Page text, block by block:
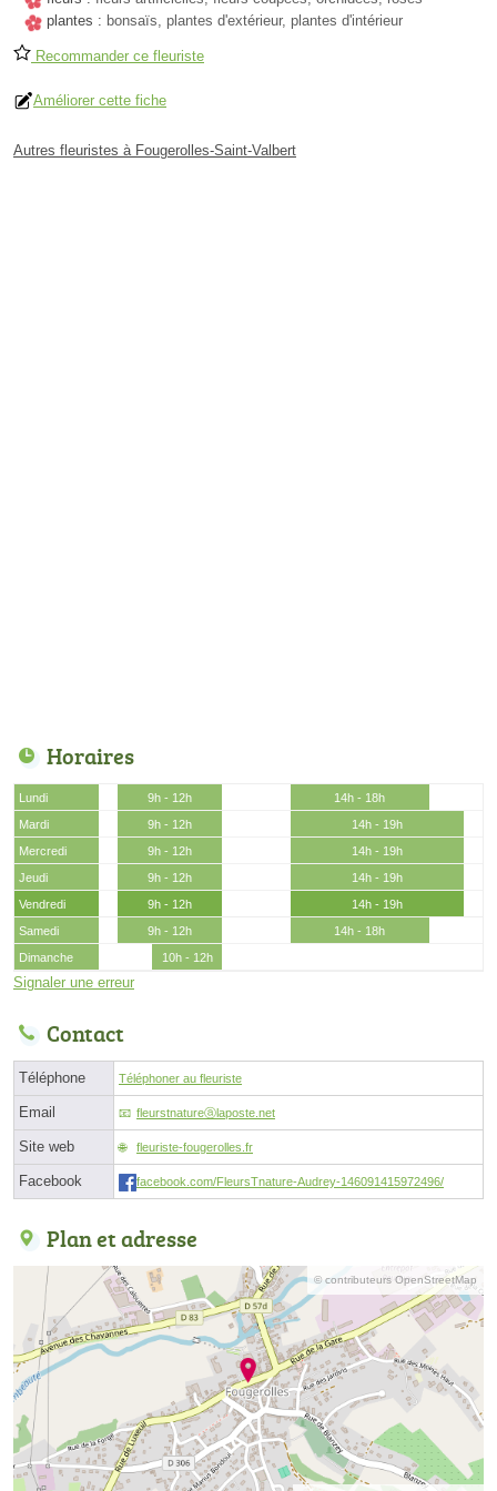
plantes : bonsaïs, plantes d'extérieur, plantes d'intérieur
Recommander ce fleuriste
Améliorer cette fiche
Autres fleuristes à Fougerolles-Saint-Valbert
Horaires
Lundi 9h - 12h
14h - 18h
Mardi
9h - 12h
14h - 19h
Mercredi
9h - 12h
14h - 19h
Jeudi
9h - 12h
14h - 19h
Vendredi
9h - 12h
14h - 19h
Samedi
9h - 12h
14h - 18h
Dimanche
10h - 12h
Signaler une erreur
Contact
Téléphone Téléphoner au fleuriste
Email fleurstnatureⓐlaposte.net
Site web fleuriste-fougerolles.fr
Facebook facebook.com/FleursTnature-Audrey-146091415972496/
Plan et adresse
© contributeurs OpenStreetMap